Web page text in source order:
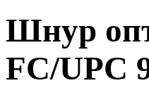
Шнур
FC/UPC